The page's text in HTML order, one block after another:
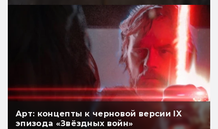
Арт: концепты к черновой версии IX
эпизода «Звёздных войн»